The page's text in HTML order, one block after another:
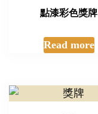
點漆彩色獎牌
Read more